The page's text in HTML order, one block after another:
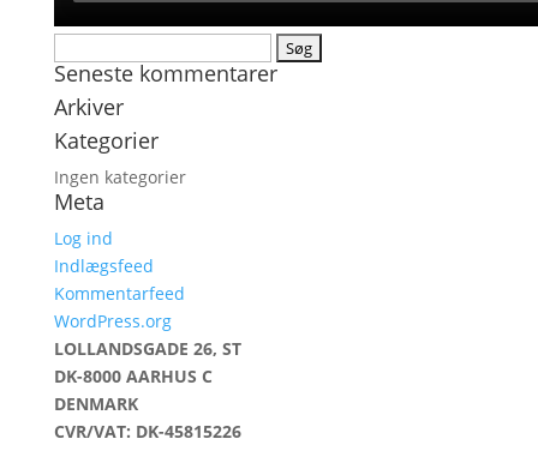
efter:
Seneste kommentarer
Arkiver
Kategorier
Ingen kategorier
Meta
Log ind
Indlægsfeed
Kommentarfeed
WordPress.org
LOLLANDSGADE 26, ST
DK-8000 AARHUS C
DENMARK
CVR/VAT: DK-45815226